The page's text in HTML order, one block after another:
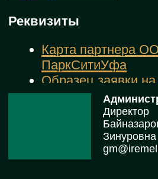
+7 (917) 494 42 92
Служба хаускипинг
Руководитель службы
Отдел продаж
Менеджер по работе с
корпоративными
клиентами
Карабанова Руфина
+7 (347) 279 87 32
+7 (917) 783 08 35
sales@iremelhotel.ru